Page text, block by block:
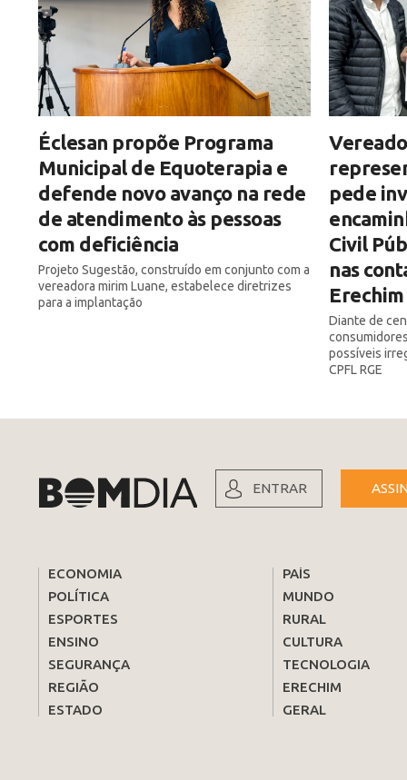
Éclesan propõe Programa
Municipal de Equoterapia e
defende novo avanço na rede
de atendimento às pessoas
com deficiência
Projeto Sugestão, construído em conjunto com a
vereadora mirim Luane, estabelece diretrizes
para a implantação
pede
Civil
nas
Erechim
Diante de
possíveis
CPFL RGE
ENTRAR
ECONOMIA
POLÍTICA
ESPORTES
ENSINO
SEGURANÇA
REGIÃO
ESTADO
PAÍS
MUNDO
RURAL
CULTURA
TECNOLOGIA
ERECHIM
GERAL